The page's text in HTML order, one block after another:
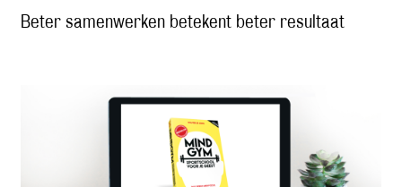
Beter samenwerken betekent beter resultaat